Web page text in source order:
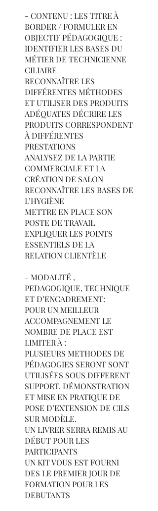
- CONTENU : LES TITRE À
BORDER / FORMULER EN
OBJECTIF PÉDAGOGIQUE :
IDENTIFIER LES BASES DU
MÉTIER DE TECHNICIENNE
CILIAIRE
RECONNAÎTRE LES
DIFFÉRENTES MÉTHODES
ET UTILISER DES PRODUITS
ADÉQUATES DÉCRIRE LES
PRODUITS CORRESPONDENT
À DIFFÉRENTES
PRESTATIONS
ANALYSEZ DE LA PARTIE
COMMERCIALE ET LA
CRÉATION DE SALON
RECONNAÎTRE LES BASES DE
L’HYGIÈNE
METTRE EN PLACE SON
POSTE DE TRAVAIL
EXPLIQUER LES POINTS
ESSENTIELS DE LA
RELATION CLIENTÈLE
- MODALITÉ ,
PEDAGOGIQUE, TECHNIQUE
ET D’ENCADREMENT:
POUR UN MEILLEUR
ACCOMPAGNEMENT LE
NOMBRE DE PLACE EST
LIMITER À :
PLUSIEURS METHODES DE
PÉDAGOGIES SERONT SONT
UTILISÉES SOUS DIFFERENT
SUPPORT. DÉMONSTRATION
ET MISE EN PRATIQUE DE
POSE D’EXTENSION DE CILS
SUR MODÈLE.
UN LIVRER SERRA REMIS AU
DÉBUT POUR LES
PARTICIPANTS
UN KIT VOUS EST FOURNI
DES LE PREMIER JOUR DE
FORMATION POUR LES
DEBUTANTS